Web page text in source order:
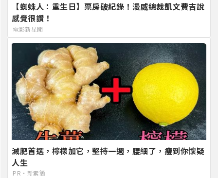
【蜘蛛人：重生日】票房破紀錄！漫威總裁凱文費吉說
感覺很讚！
電影新星聞
減肥首選，檸檬加它，堅持一週，腰細了，瘦到你懷疑
人生
PR・新素簡